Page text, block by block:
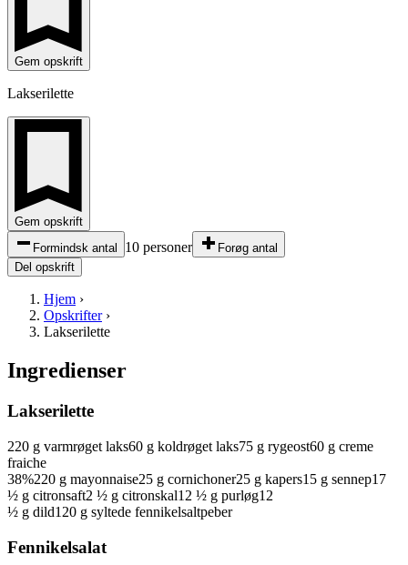
Gem opskrift
Lakserilette
Gem opskrift
Formindsk antal
10 personer
Forøg antal
Del opskrift
Hjem ›
Opskrifter›
Lakserilette
Ingredienser
Lakserilette
220 g varmrøget laks60 g koldrøget laks75 g rygeost60 g creme
fraiche
38%220 g mayonnaise25 g cornichoner25 g kapers15 g sennep17
½ g citronsaft2 ½ g citronskal12 ½ g purløg12
½ g dild120 g syltede fennikelsaltpeber
Fennikelsalat